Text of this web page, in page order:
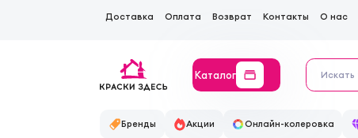
Доставка Оплата Возврат Контакты О нас
Каталог
Бренды Акции Онлайн-колеровка